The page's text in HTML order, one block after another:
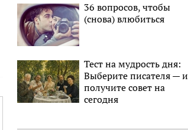
36 вопросов, чтобы
(снова) влюбиться
Тест на мудрость дня:
Выберите писателя — и
получите совет на
сегодня